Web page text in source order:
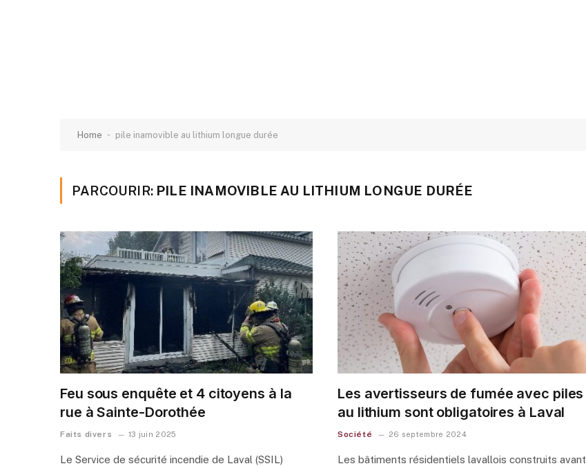
Home - pile inamovible au lithium longue durée
PARCOURIR: PILE INAMOVIBLE AU LITHIUM LONGUE DURÉE
Feu sous enquête et 4 citoyens à la
rue à Sainte-Dorothée
Faits divers 13 juin 2025
Le Service de sécurité incendie de Laval (SSIL)
Les avertisseurs de fumée avec piles
au lithium sont obligatoires à Laval
Société 26 septembre 2024
Les bâtiments résidentiels lavallois construits avant